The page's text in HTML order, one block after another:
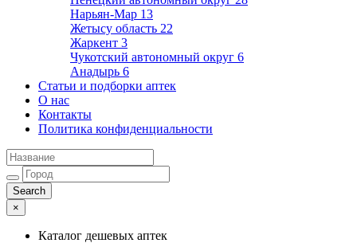
Нарьян-Мар 13
Жетысу область 22
Жаркент 3
Чукотский автономный округ 6
Анадырь 6
Статьи и подборки аптек
О нас
Контакты
Политика конфиденциальности
×
Каталог дешевых аптек